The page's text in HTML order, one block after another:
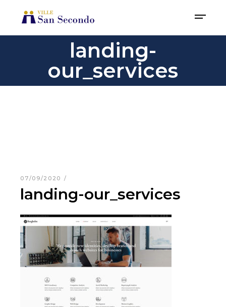
landing-
our_services
07/09/2020
landing-our_services